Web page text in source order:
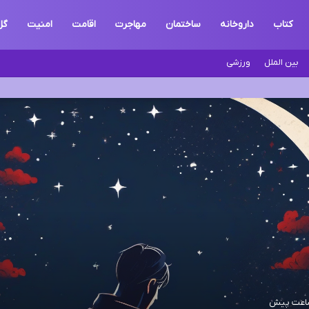
کتاب داروخانه ساختمان مهاجرت اقامت امنیت
بین الملل ورزشی